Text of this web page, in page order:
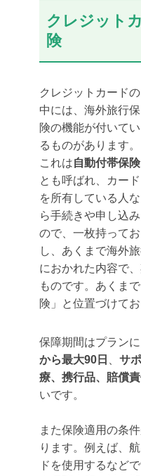
クレジット
険
クレジットカードの
中には、 海外旅行保
険の機能が付いてい
るものがあります。
これは自動付帯保険
とも呼ばれ、カード
を所有している人な
ら手続きや申し込
ので、一枚持って
し、あくまで海外
におかれた内容で
ものです。あくま
険」と位置づけてお
保障期間はプラン
から最大90日
サ
療、携行品、賠償
いです。
また保険適用の条
ります。例えば、
ドを使用するなど